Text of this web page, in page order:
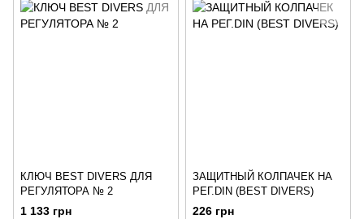
КЛЮЧ BEST DIVERS ДЛЯ
РЕГУЛЯТОРА № 2
1 133 грн
ЗАЩИТНЫЙ КОЛПАЧЕК НА
РЕГ.DIN (BEST DIVERS)
226 грн